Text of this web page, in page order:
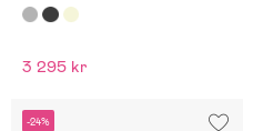
3 295 kr
-24%